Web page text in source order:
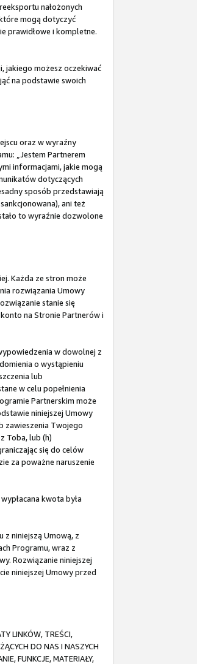
nałożonych
mogą dotyczyć
prawidłowe i kompletne.
jakiego możesz oczekiwać
na podstawie swoich
oraz w wyraźny
„Jestem Partnerem
informacjami, jakie mogą
dotyczących
sposób przedstawiają
ani też
to wyraźnie dozwolone
Każda ze stron może
rozwiązania Umowy
stanie się
na Stronie Partnerów i
w dowolnej z
o wystąpieniu
lub
w celu popełnienia
Partnerskim może
niniejszej Umowy
zawieszenia Twojego
Toba, lub (h)
się do celów
za poważne naruszenie
kwota była
z niniejszą Umową, z
Programu, wraz z
Rozwiązanie niniejszej
niniejszej Umowy przed
LINKÓW, TREŚCI,
DO NAS I NASZYCH
FUNKCJE, MATERIAŁY,